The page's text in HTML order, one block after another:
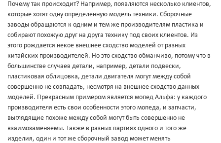
Почему так происходит? Например, появляются несколько клиентов,
которые хотят одну определенную модель техники. Сборочные
заводы обращаются к одним и тем же производителям пластика и
собирают похожую друг на друга технику под своих клиентов. Из
этого рождается некое внешнее сходство моделей от разных
китайских производителей. Но это сходство обманчиво, потому что в
большинстве случаев детали, например, детали подвески,
пластиковая облицовка, детали двигателя могут между собой
совершенно не совпадать, несмотря на внешнее сходство данных
моделей. Прекрасным примером является мопед Альфа: у каждого
производителя есть свои особенности этого мопеда, и запчасти,
выглядящие похоже между собой могут быть совершенно не
взаимозаменяемы. Также в разных партиях одного и того же
изделия, один и тот же сборочный завод может менять